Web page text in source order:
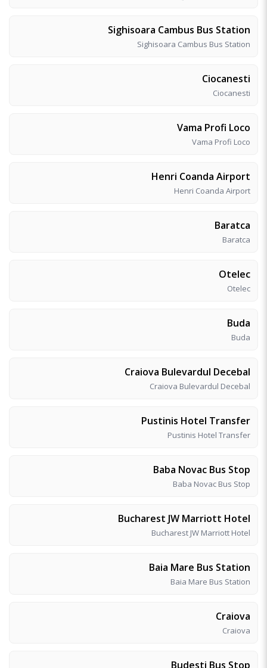
Sighisoara Cambus Bus Station
Sighisoara Cambus Bus Station
Ciocanesti
Ciocanesti
Vama Profi Loco
Vama Profi Loco
Henri Coanda Airport
Henri Coanda Airport
Baratca
Baratca
Otelec
Otelec
Buda
Buda
Craiova Bulevardul Decebal
Craiova Bulevardul Decebal
Pustinis Hotel Transfer
Pustinis Hotel Transfer
Baba Novac Bus Stop
Baba Novac Bus Stop
Bucharest JW Marriott Hotel
Bucharest JW Marriott Hotel
Baia Mare Bus Station
Baia Mare Bus Station
Craiova
Craiova
Budesti Bus Stop